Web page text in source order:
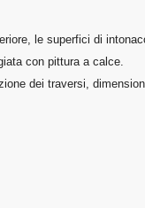
le superfici di
con pittura a calce.
dei traversi,